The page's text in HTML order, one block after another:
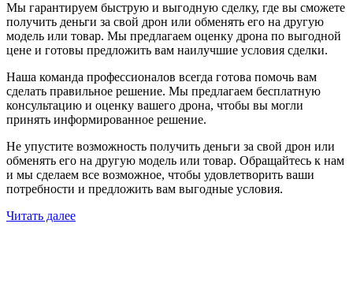
Мы гарантируем быструю и выгодную сделку, где вы сможете
получить деньги за свой дрон или обменять его на другую
модель или товар. Мы предлагаем оценку дрона по выгодной
цене и готовы предложить вам наилучшие условия сделки.
Наша команда профессионалов всегда готова помочь вам
сделать правильное решение. Мы предлагаем бесплатную
консультацию и оценку вашего дрона, чтобы вы могли
принять информированное решение.
Не упустите возможность получить деньги за свой дрон или
обменять его на другую модель или товар. Обращайтесь к нам
и мы сделаем все возможное, чтобы удовлетворить ваши
потребности и предложить вам выгодные условия.
Читать далее